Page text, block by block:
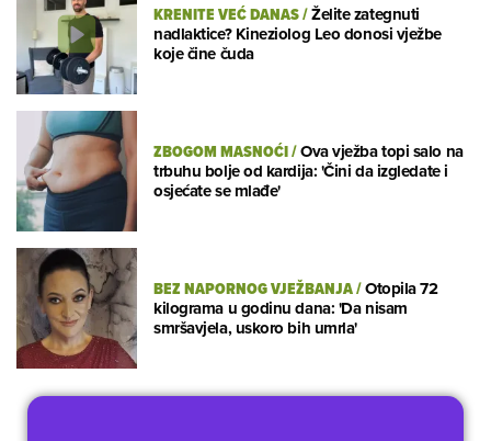
KRENITE VEĆ DANAS/Želite zategnuti
nadlaktice? Kineziolog Leo donosi vježbe
koje čine čuda
ZBOGOM MASNOĆI/Ova vježba topi salo na
trbuhu bolje od kardija: 'Čini da izgledate i
osjećate se mlađe'
BEZ NAPORNOG VJEŽBANJA/Otopila 72
kilograma u godinu dana: 'Da nisam
smršavjela, uskoro bih umrla'